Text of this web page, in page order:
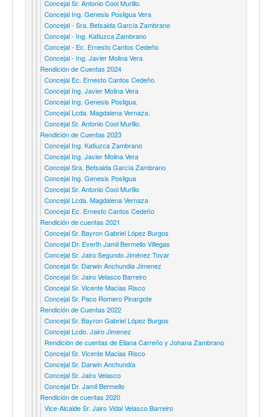
Concejal Sr. Antonio Cool Murillo.
Concejal Ing. Genesis Posligua Vera
Concejal - Sra. Betsaida García Zambrano
Concejal - Ing. Katiuzca Zambrano
Concejal - Ec. Ernesto Cantos Cedeño
Concejal - Ing. Javier Molina Vera
Rendición de Cuentas 2024
Concejal Ec. Ernesto Cantos Cedeño.
Concejal Ing. Javier Molina Vera
Concejal Ing. Genesis Posligua.
Concejal Lcda. Magdalena Vernaza.
Concejal Sr. Antonio Cool Murillo.
Rendición de Cuentas 2023
Concejal Ing. Katiuzca Zambrano
Concejal Ing. Javier Molina Vera
Concejal Sra. Betsaida García Zambrano
Concejal Ing. Genesis Posligua
Concejal Sr. Antonio Cool Murillo
Concejal Lcda. Magdalena Vernaza
Concejal Ec. Ernesto Cantos Cedeño
Rendición de cuentas 2021
Concejal Sr. Bayron Gabriel López Burgos
Concejal Dr. Everth Jamil Bermello Villegas
Concejal Sr. Jairo Segundo Jiménez Tovar
Concejal Sr. Darwin Anchundia Jimenez
Concejal Sr. Jairo Velasco Barreiro
Concejal Sr. Vicente Macias Risco
Concejal Sr. Paco Romero Pinargote
Rendición de Cuentas 2022
Concejal Sr. Bayron Gabriel López Burgos
Concejal Lcdo. Jairo Jimenez
Rendición de cuentas de Eliana Carreño y Johana Zambrano
Concejal Sr. Vicente Macias Risco
Concejal Sr. Darwin Anchundía
Concejal Sr. Jairo Velasco
Concejal Dr. Jamil Bermello
Rendición de cuentas 2020
Vice-Alcalde Sr. Jairo Vidal Velasco Barreiro